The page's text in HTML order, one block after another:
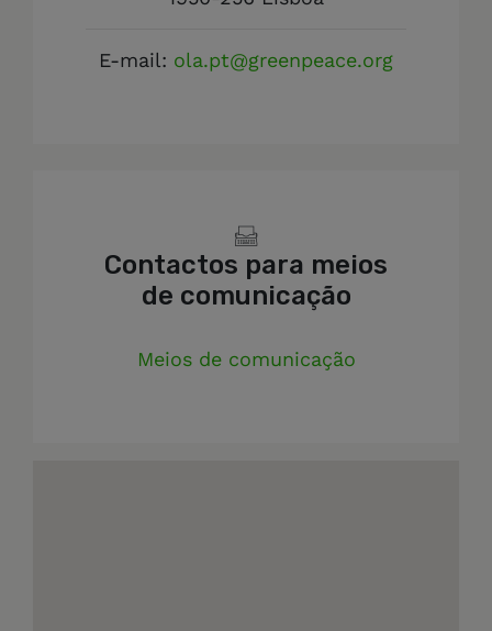
E-mail: ola.pt@greenpeace.org
Contactos para meios
de comunicação
Meios de comunicação